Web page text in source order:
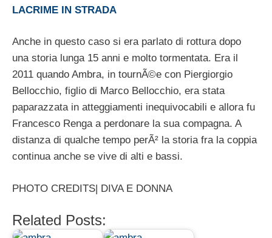
LACRIME IN STRADA
Anche in questo caso si era parlato di rottura dopo
una storia lunga 15 anni e molto tormentata. Era il
2011 quando Ambra, in tournÃ©e con Piergiorgio
Bellocchio, figlio di Marco Bellocchio, era stata
paparazzata in atteggiamenti inequivocabili e allora fu
Francesco Renga a perdonare la sua compagna. A
distanza di qualche tempo perÃ² la storia fra la coppia
continua anche se vive di alti e bassi.
PHOTO CREDITS| DIVA E DONNA
Related Posts: